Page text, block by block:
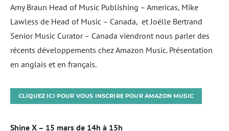
Amy Braun Head of Music Publishing – Americas, Mike
Lawless de Head of Music – Canada, et Joëlle Bertrand
Senior Music Curator – Canada viendront nous parler des
récents développements chez Amazon Music. Présentation
en anglais et en français.
CLIQUEZ ICI POUR VOUS INSCRIRE POUR AMAZON MUSIC
Shine X – 15 mars de 14h à 15h